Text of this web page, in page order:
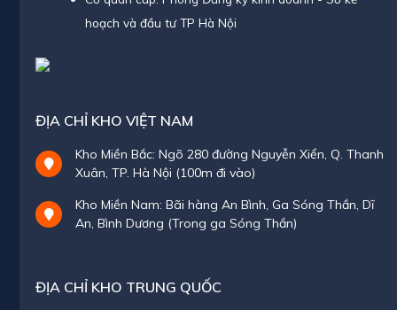
hoạch và đầu tư TP Hà Nội
ĐỊA CHỈ KHO VIỆT NAM
Kho Miền Bắc: Ngõ 280 đường Nguyễn Xiển, Q. Thanh
Xuân, TP. Hà Nội (100m đi vào)
Kho Miền Nam: Bãi hàng An Bình, Ga Sóng Thần, Dĩ
An, Bình Dương (Trong ga Sóng Thần)
ĐỊA CHỈ KHO TRUNG QUỐC